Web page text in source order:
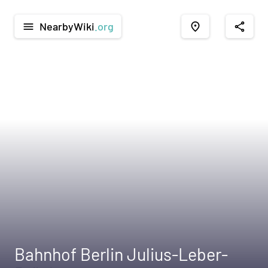
menu NearbyWiki .org place share
Bahnhof Berlin Julius-Leber-